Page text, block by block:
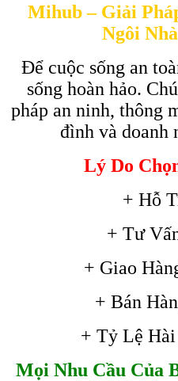
Mihub – Giải
Ngôi
Để cuộc sống an
sống hoàn hảo.
pháp an ninh, thông
đình và doanh
Lý Do
+ Hỗ
+ Tư
+ Giao
+ Bán
+ Tỷ Lệ
Mọi Nhu Cầu Của